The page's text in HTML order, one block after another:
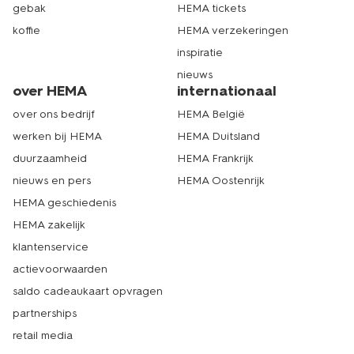
gebak
koffie
HEMA tickets
HEMA verzekeringen
inspiratie
nieuws
over HEMA
over ons bedrijf
werken bij HEMA
duurzaamheid
nieuws en pers
HEMA geschiedenis
HEMA zakelijk
klantenservice
actievoorwaarden
saldo cadeaukaart opvragen
partnerships
retail media
internationaal
HEMA België
HEMA Duitsland
HEMA Frankrijk
HEMA Oostenrijk